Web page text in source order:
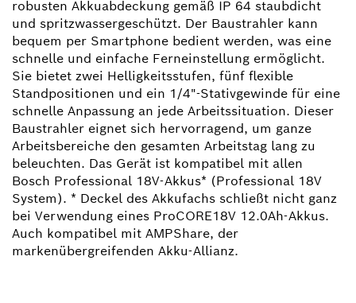
robusten Akkuabdeckung gemäß IP 64 staubdicht
und spritzwassergeschützt. Der Baustrahler kann
bequem per Smartphone bedient werden, was eine
schnelle und einfache Ferneinstellung ermöglicht.
Sie bietet zwei Helligkeitsstufen, fünf flexible
Standpositionen und ein 1/4"-Stativgewinde für eine
schnelle Anpassung an jede Arbeitssituation. Dieser
Baustrahler eignet sich hervorragend, um ganze
Arbeitsbereiche den gesamten Arbeitstag lang zu
beleuchten. Das Gerät ist kompatibel mit allen
Bosch Professional 18V-Akkus* (Professional 18V
System). * Deckel des Akkufachs schließt nicht ganz
bei Verwendung eines ProCORE18V 12.0Ah-Akkus.
Auch kompatibel mit AMPShare, der
markenübergreifenden Akku-Allianz.